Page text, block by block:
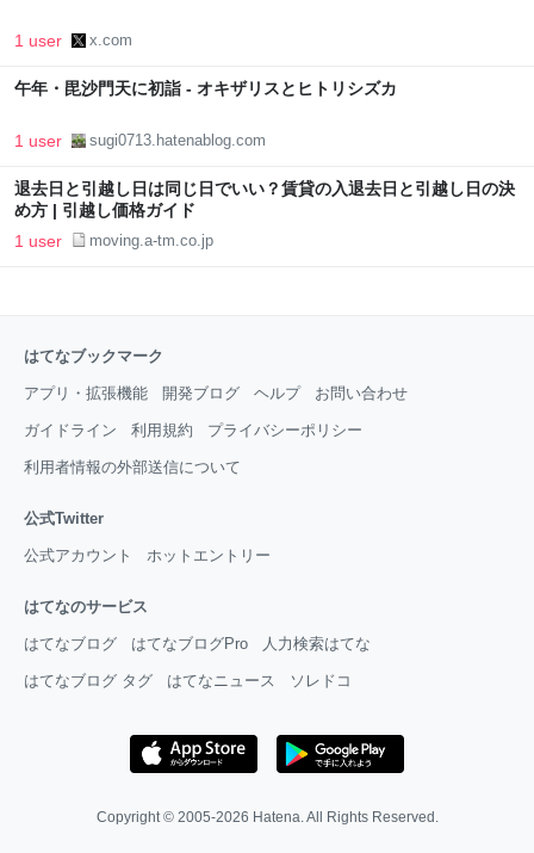
1 user x.com
午年・毘沙門天に初詣 - オキザリスとヒトリシズカ
1 user sugi0713.hatenablog.com
退去日と引越し日は同じ日でいい？賃貸の入退去日と引越し日の決
め方 | 引越し価格ガイド
1 user moving.a-tm.co.jp
はてなブックマーク
アプリ・拡張機能 開発ブログ ヘルプ お問い合わせ
ガイドライン 利用規約 プライバシーポリシー
利用者情報の外部送信について
公式Twitter
公式アカウント ホットエントリー
はてなのサービス
はてなブログ はてなブログPro 人力検索はてな
はてなブログ タグ はてなニュース ソレドコ
Copyright © 2005-2026 Hatena . All Rights Reserved.